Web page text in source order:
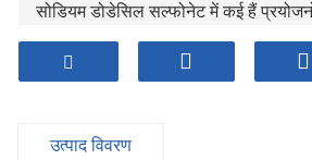
सोडियम डोडेसिल सल्फोनेट में कई हैं
रसायन में इमल्सीफायर, प्लवनशीलता एजेंट
में व्यापक रूप से उपयोग किया जाता है हल्का
उत्पाद विवरण